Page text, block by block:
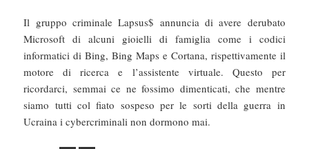
Il gruppo criminale Lapsus$ annuncia di avere derubato
Microsoft di alcuni gioielli di famiglia come i codici
informatici di Bing, Bing Maps e Cortana, rispettivamente il
motore di ricerca e l’assistente virtuale. Questo per
ricordarci, semmai ce ne fossimo dimenticati, che mentre
siamo tutti col fiato sospeso per le sorti della guerra in
Ucraina i cybercriminali non dormono mai.